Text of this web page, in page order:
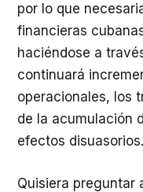
por lo que
financieras
haciéndose a
continuará
operacionales, los
de la acumulación
efectos disuasorios.
Quisiera preguntar